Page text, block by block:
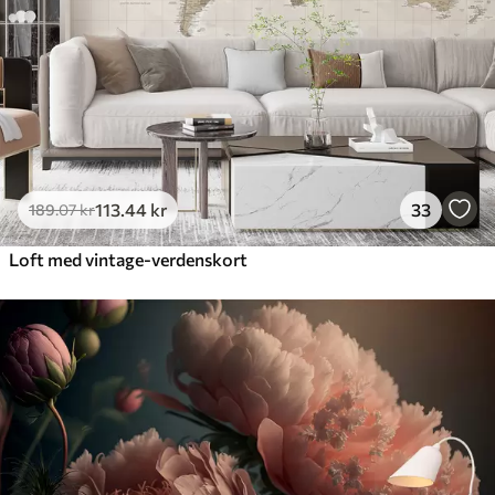
189.07kr113 .44 kr 33
Loft med vintage-verdenskort